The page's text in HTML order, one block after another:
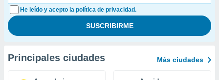
He leído y acepto la política de privacidad.
Principales ciudades Más ciudades